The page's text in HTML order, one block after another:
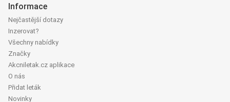
Informace
Nejčastější dotazy
Inzerovat?
Všechny nabídky
Značky
Akcniletak.cz aplikace
O nás
Přidat leták
Novinky